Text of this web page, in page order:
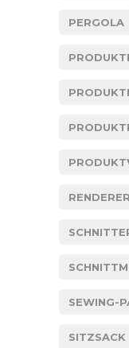
PERGOLA
RENDERER
SEWING-
SITZSACK